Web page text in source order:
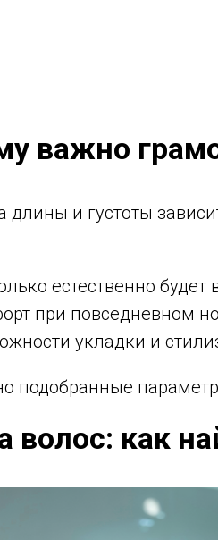
важно
длины и густоты
естественно будет
при повседневном
укладки и
подобранные
волос: как